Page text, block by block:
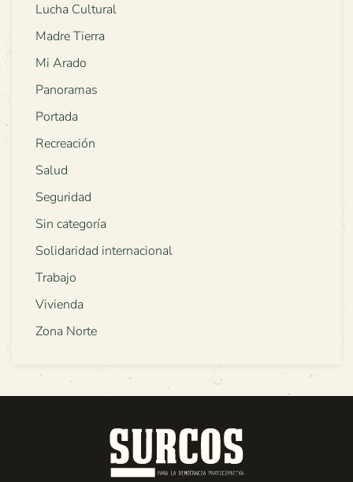
Lucha Cultural
Madre Tierra
Mi Arado
Panoramas
Portada
Recreación
Salud
Seguridad
Sin categoría
Solidaridad internacional
Trabajo
Vivienda
Zona Norte